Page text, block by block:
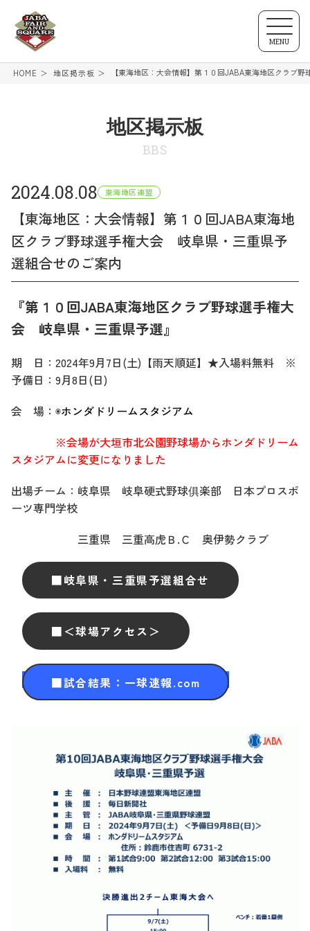
MENU
HOME 地区掲示板 【東海地区：大会情報】第１０回JABA東海地区クラブ
地区掲示板
BBS
2024.08.08 東海地区連盟
【東海地区：大会情報】第１０回JABA東海地
区クラブ野球選手権大会 岐阜県・三重県予
選組合せのご案内
『第１０回JABA東海地区クラブ野球選手権大
会 岐阜県・三重県予選』
期 日：2024年9月7日(土) 【雨天順延】 ★入場料無料 ※
予備日：9月8日(日)
会 場：◉ホンダドリームスタジアム
※会場が大垣市北公園野球場からホンダドリーム
スタジアムに変更になりました
出場チーム：岐阜県 岐阜硬式野球俱楽部 日本プロスポ
ーツ専門学校
三重県 三重高虎Ｂ.Ｃ 奥伊勢クラブ
■岐阜県・三重県予選組合せ
■＜球場アクセス＞
■試合結果：一球速報.com